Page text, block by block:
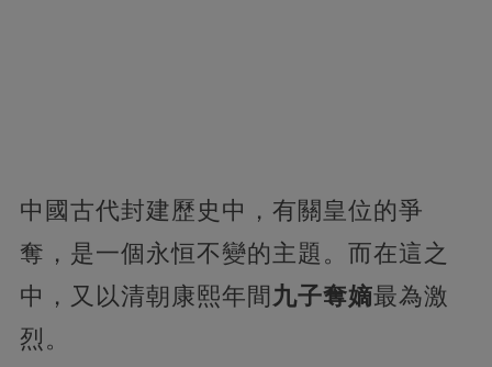
中國古代封建歷史中，有關皇位的爭
奪，是一個永恒不變的主題。而在這之
中，又以清朝康熙年間 九子奪嫡最為激
烈。